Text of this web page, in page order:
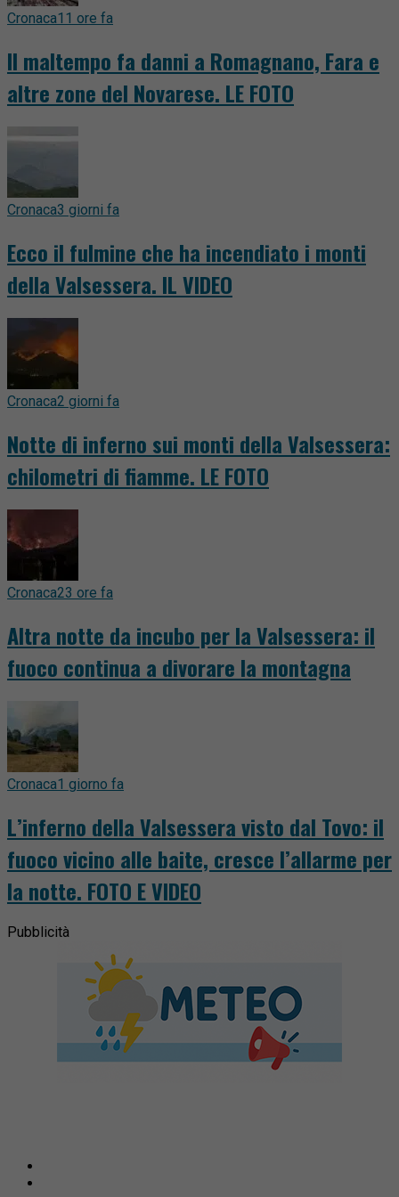
Cronaca11 ore fa
Il maltempo fa danni a Romagnano, Fara e
altre zone del Novarese. LE FOTO
Cronaca3 giorni fa
Ecco il fulmine che ha incendiato i monti
della Valsessera. IL VIDEO
Cronaca2 giorni fa
Notte di inferno sui monti della Valsessera:
chilometri di fiamme. LE FOTO
Cronaca23 ore fa
Altra notte da incubo per la Valsessera: il
fuoco continua a divorare la montagna
Cronaca1 giorno fa
L’inferno della Valsessera visto dal Tovo: il
fuoco vicino alle baite, cresce l’allarme per
la notte. FOTO E VIDEO
Pubblicità